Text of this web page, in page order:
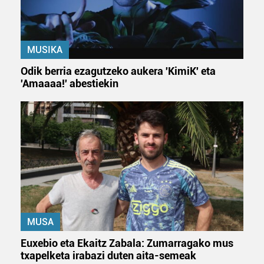
MUSIKA
Odik berria ezagutzeko aukera 'KimiK' eta
'Amaaaa!' abestiekin
MUSA
Euxebio eta Ekaitz Zabala: Zumarragako mus
txapelketa irabazi duten aita-semeak